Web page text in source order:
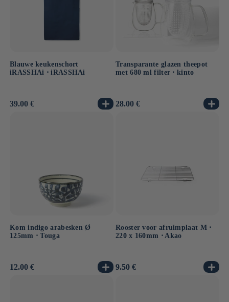
Blauwe keukenschort
iRASSHAi ⋅ iRASSHAi
Normale
39.00 €
Transparante glazen theepot
met 680 ml filter ⋅ kinto
Normale
28.00 €
Kom indigo arabesken Ø
125mm ⋅ Touga
Normale
12.00 €
Rooster voor afruimplaat M ⋅
220 x 160mm ⋅ Akao
Normale
9.50 €